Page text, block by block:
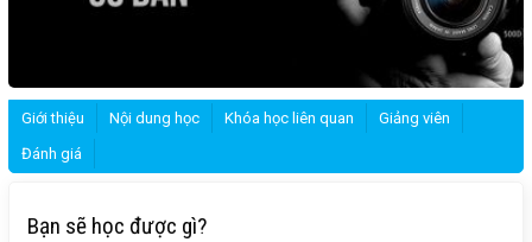
Giới thiệu Nội dung học Khóa học liên quan
Giảng viên
Đánh giá
Bạn sẽ học được gì?